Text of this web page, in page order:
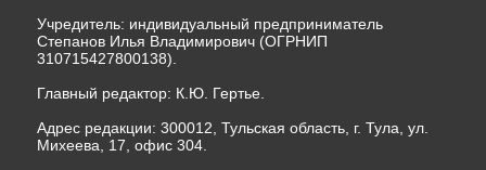
Учредитель: индивидуальный предприниматель
Степанов Илья Владимирович (ОГРНИП
310715427800138).
Главный редактор: К.Ю. Гертье.
Адрес редакции: 300012, Тульская область, г. Тула, ул.
Михеева, 17, офис 304.